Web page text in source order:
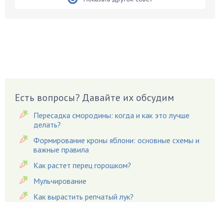
Вредители
Гардения
Гацания
Гвоздики
Георгины
Герань
Гиацинт
Гибискус
Есть вопросы? Давайте их обсудим
Пересадка смородины: когда и как это лучше
делать?
Формирование кроны яблони: основные схемы и
важные правила
Как растет перец горошком?
Мульчирование
Как вырастить репчатый лук?